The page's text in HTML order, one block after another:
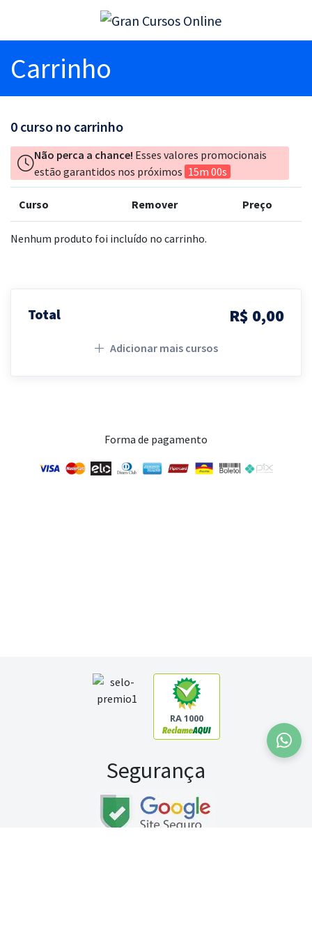
Carrinho
0 curso no carrinho
Não perca a chance! Esses valores promocionais
estão garantidos nos próximos 15m 00s
Curso Remover Preço
Nenhum produto foi incluído no carrinho.
Total R$ 0,00
Adicionar mais cursos
Forma de pagamento
RA 1000
Segurança